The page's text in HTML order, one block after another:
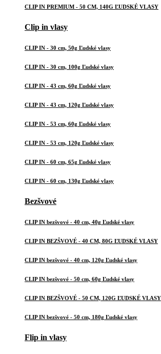
CLIP IN PREMIUM - 50 CM, 140G ĽUDSKÉ VLASY
Clip in vlasy
CLIP IN - 30 cm, 50g Ľudské vlasy
CLIP IN - 30 cm, 100g Ľudské vlasy
CLIP IN - 43 cm, 60g Ľudské vlasy
CLIP IN - 43 cm, 120g Ľudské vlasy
CLIP IN - 53 cm, 60g Ľudské vlasy
CLIP IN - 53 cm, 120g Ľudské vlasy
CLIP IN - 60 cm, 65g Ľudské vlasy
CLIP IN - 60 cm, 130g Ľudské vlasy
Bezšvové
CLIP IN bezšvové - 40 cm, 40g Ľudské vlasy
CLIP IN BEZŠVOVÉ - 40 CM, 80G ĽUDSKÉ VLASY
CLIP IN bezšvové - 40 cm, 120g Ľudské vlasy
CLIP IN bezšvové - 50 cm, 60g Ľudské vlasy
CLIP IN BEZŠVOVÉ - 50 CM, 120G ĽUDSKÉ VLASY
CLIP IN bezšvové - 50 cm, 180g Ľudské vlasy
Flip in vlasy